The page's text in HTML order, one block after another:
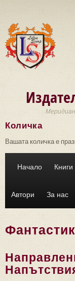
Количка
Вашата количка е
Начало Книги
Автори За нас